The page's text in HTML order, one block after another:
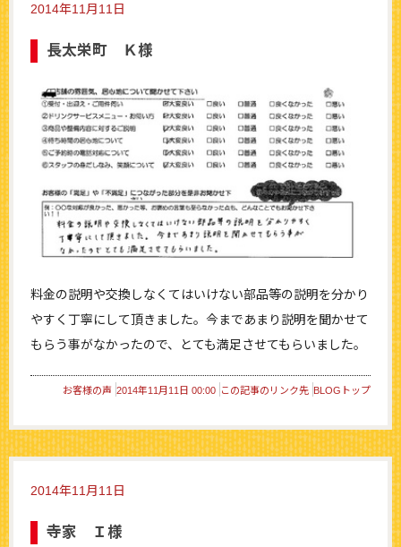
2014年11月11日
長太栄町 Ｋ様
料金の説明や交換しなくてはいけない部品等の説明を分かり
やすく丁寧にして頂きました。今まであまり説明を聞かせて
もらう事がなかったので、とても満足させてもらいました。
お客様の声 2014年11月11日 00:00 この記事のリンク先 BLOGトップ
2014年11月11日
寺家 Ｉ様